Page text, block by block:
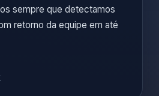
sempre que detectamos
retorno da equipe em até